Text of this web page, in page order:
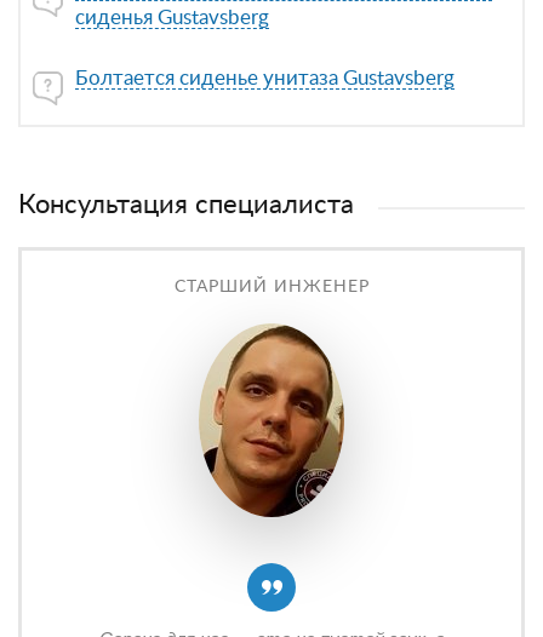
сиденья Gustavsberg
Болтается сиденье унитаза Gustavsberg
Консультация специалиста
СТАРШИЙ ИНЖЕНЕР